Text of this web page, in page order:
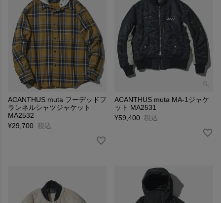
ACANTHUS muta フーデッドフ
ランネルシャツジャケット
MA2532
¥29,700 税込
ACANTHUS muta MA-1ジャケ
ット MA2531
¥59,400 税込